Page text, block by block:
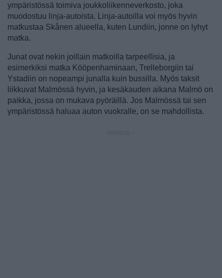
ympäristössä toimiva joukkoliikenneverkosto, joka
muodostuu linja-autoista. Linja-autoilla voi myös hyvin
matkustaa Skånen alueella, kuten Lundiin, jonne on lyhyt
matka.
Junat ovat nekin joillain matkoilla tarpeellisia, ja
esimerkiksi matka Kööpenhaminaan, Trelleborgiin tai
Ystadiin on nopeampi junalla kuin bussilla. Myös taksit
liikkuvat Malmössä hyvin, ja kesäkauden aikana Malmö on
paikka, jossa on mukava pyöräillä. Jos Malmössä tai sen
ympäristössä haluaa auton vuokralle, on se mahdollista.